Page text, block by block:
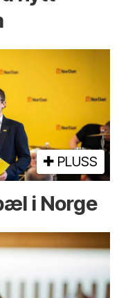
PLUSS
i Norge